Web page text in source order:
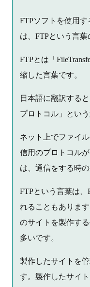
FTPソフトを使用
は、FTPという言葉
FTPとは「
縮した言葉です。
日本語に翻訳する
プロトコル」とい
ネット上でファイ
信用のプロトコル
は、通信をする時
FTPという言葉は
れることもありま
のサイトを製作す
多いです。
製作したサイトを
す。製作したサイ